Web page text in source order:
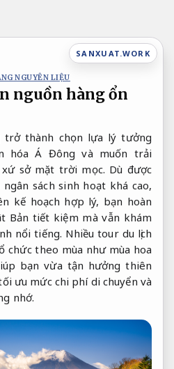
SANXUAT.WORK
NGUYÊN LIỆU
nguồn hàng ổn
trở thành chọn lựa lý tưởng
hóa Á Đông và muốn trải
sở mặt trời mọc. Dù được
sách sinh hoạt khá cao,
kế hoạch hợp lý, bạn hoàn
Bản tiết kiệm mà vẫn khám
nổi tiếng. Nhiều tour du lịch
chức theo mùa như mùa hoa
bạn vừa tận hưởng thiên
ưu mức chi phí di chuyển và
nhớ.